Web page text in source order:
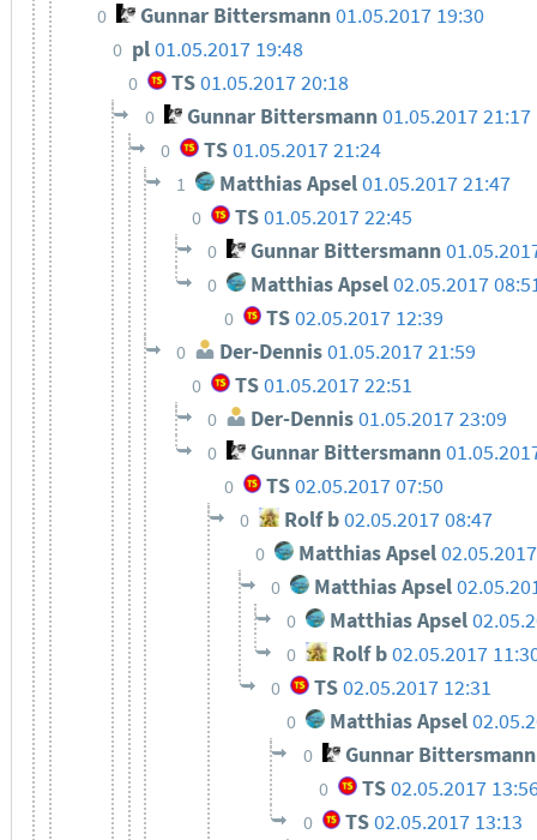
0 Gunnar Bittersmann01.05.2017 19:30
0 pl01.05.2017 19:48
0 TS01.05.2017 20:18
0 Gunnar Bittersmann01.05.2017 21:17
0 TS 01.05.2017 21:24
1 Matthias Apsel01.05.2017 21:47
0 TS01.05.2017 22:45
0 Gunnar Bittersmann
0 Matthias Apsel02.05.2017
0 TS02.05.2017 12:39
0 Der-Dennis01.05.2017 21:59
0 TS01.05.2017 22:51
0 Der-Dennis01.05.2017 23:09
0 Gunnar Bittersmann
0 TS02.05.2017 07:50
0 Rolf b02.05.2017 08:47
0 Matthias Apsel
0 Matthias Apsel
0 Matthias Apsel
0 Rolf b02.05.2017
0 TS02.05.2017 12:31
0 Matthias Apsel
0 Gunnar Bittersmann
0 TS 02.05.2017
0 TS02.05.2017 13:13